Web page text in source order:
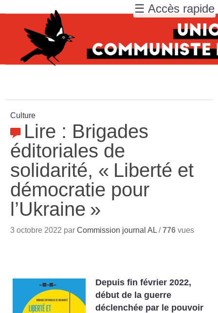
Culture
Lire : Brigades
éditoriales de
solidarité, « Liberté et
démocratie pour
l’Ukraine »
3 octobre 2022 parCommission journal AL /776 vues
Depuis fin février 2022,
début de la guerre
déclenchée par le pouvoir
☰ Accès rapide